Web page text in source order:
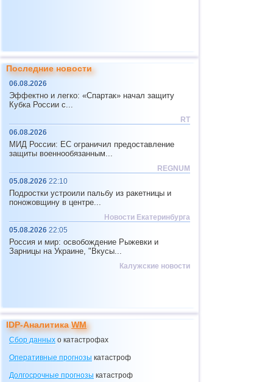
Последние новости
06.08.2026
Эффектно и легко: «Спартак» начал защиту
Кубка России с...
RT
06.08.2026
МИД России: ЕС ограничил предоставление
защиты военнообязанным...
REGNUM
05.08.2026 22:10
Подростки устроили пальбу из ракетницы и
поножовщину в центре...
Новости Екатеринбурга
05.08.2026 22:05
Россия и мир: освобождение Рыжевки и
Зарницы на Украине, "Вкусы...
Калужские новости
IDP-АналитикаWM
Сбор данных о катастрофах
Оперативные прогнозы катастроф
Долгосрочные прогнозы катастроф